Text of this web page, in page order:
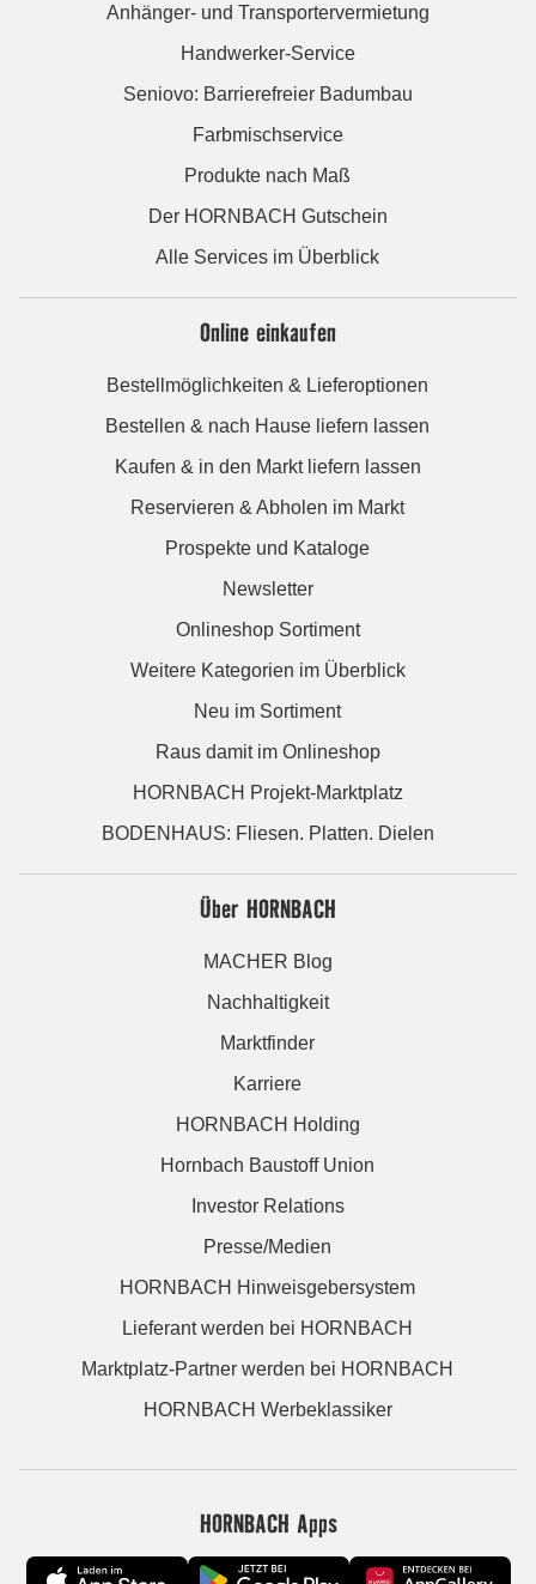
Anhänger- und Transportervermietung
Handwerker-Service
Seniovo: Barrierefreier Badumbau
Farbmischservice
Produkte nach Maß
Der HORNBACH Gutschein
Alle Services im Überblick
Online einkaufen
Bestellmöglichkeiten & Lieferoptionen
Bestellen & nach Hause liefern lassen
Kaufen & in den Markt liefern lassen
Reservieren & Abholen im Markt
Prospekte und Kataloge
Newsletter
Onlineshop Sortiment
Weitere Kategorien im Überblick
Neu im Sortiment
Raus damit im Onlineshop
HORNBACH Projekt-Marktplatz
BODENHAUS: Fliesen. Platten. Dielen
Über HORNBACH
MACHER Blog
Nachhaltigkeit
Marktfinder
Karriere
HORNBACH Holding
Hornbach Baustoff Union
Investor Relations
Presse/Medien
HORNBACH Hinweisgebersystem
Lieferant werden bei HORNBACH
Marktplatz-Partner werden bei HORNBACH
HORNBACH Werbeklassiker
HORNBACH Apps